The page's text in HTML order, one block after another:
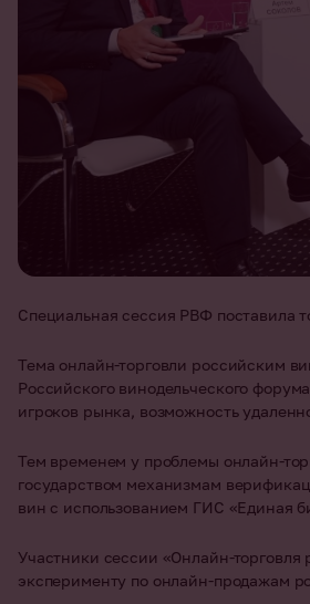
Специальная сессия РВФ поставила
Тема онлайн-торговли российским
Российского винодельческого
игроков рынка, возможность
Тем временем у проблемы онлайн-
государством механизмам
вин с использованием ГИС «Единая
Участники сессии «Онлайн-
эксперименту по онлайн-продажам